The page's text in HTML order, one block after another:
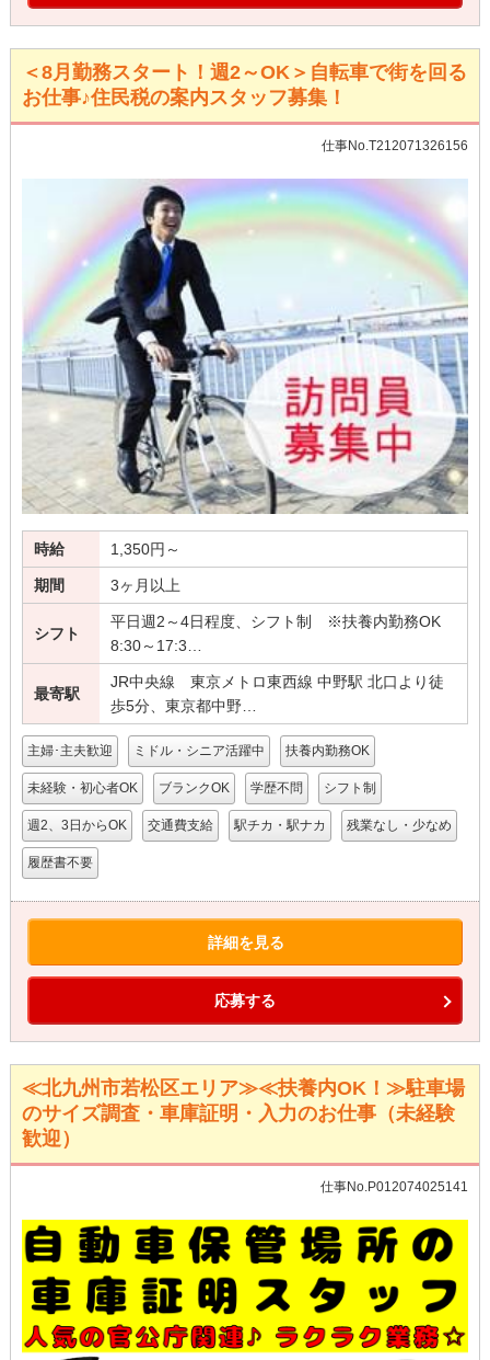
＜8月勤務スタート！週2～OK＞自転車で街を回る
お仕事♪住民税の案内スタッフ募集！
仕事No.T212071326156
時給 1,350円～
期間 3ヶ月以上
シフト
平日週2～4日程度、シフト制 ※扶養内勤務OK
8:30～17:3…
最寄駅
JR中央線 東京メトロ東西線 中野駅 北口より徒
歩5分、東京都中野…
主婦･主夫歓迎 ミドル・シニア活躍中 扶養内勤務OK
未経験・初心者OK ブランクOK 学歴不問 シフト制
週2、3日からOK 交通費支給 駅チカ・駅ナカ 残業なし・少なめ
履歴書不要
詳細を見る
応募する
≪北九州市若松区エリア≫≪扶養内OK！≫駐車場
のサイズ調査・車庫証明・入力のお仕事（未経験
歓迎）
仕事No.P012074025141